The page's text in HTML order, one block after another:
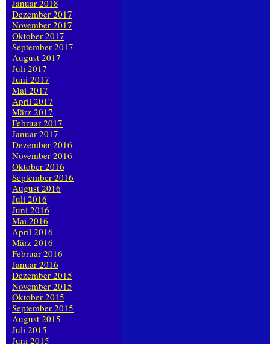
Januar 2018
Dezember 2017
November 2017
Oktober 2017
September 2017
August 2017
Juli 2017
Juni 2017
Mai 2017
April 2017
März 2017
Februar 2017
Januar 2017
Dezember 2016
November 2016
Oktober 2016
September 2016
August 2016
Juli 2016
Juni 2016
Mai 2016
April 2016
März 2016
Februar 2016
Januar 2016
Dezember 2015
November 2015
Oktober 2015
September 2015
August 2015
Juli 2015
Juni 2015